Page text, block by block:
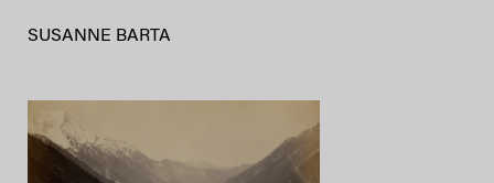
SUSANNE BARTA